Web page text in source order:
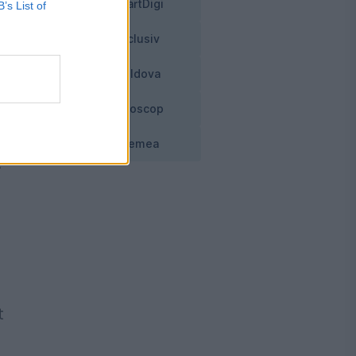
List of
SmartDigi
Exclusiv
Moldova
Horoscop
Vremea